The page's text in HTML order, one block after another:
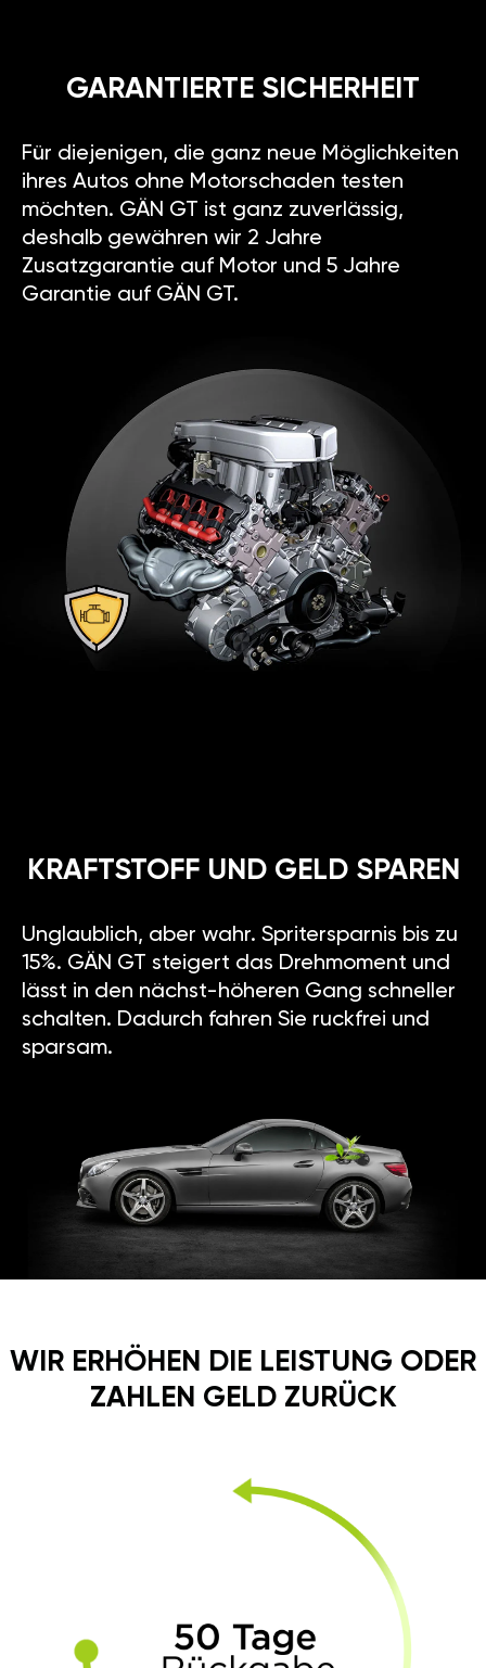
GARANTIERTE SICHERHEIT
Für diejenigen, die ganz neue Möglichkeiten
ihres Autos ohne Motorschaden testen
möchten. GÄN GT ist ganz zuverlässig,
deshalb gewähren wir 2 Jahre
Zusatzgarantie auf Motor und 5 Jahre
Garantie auf GÄN GT.
KRAFTSTOFF UND GELD SPAREN
Unglaublich, aber wahr. Spritersparnis bis zu
15%. GÄN GT steigert das Drehmoment und
lässt in den nächst-höheren Gang schneller
schalten. Dadurch fahren Sie ruckfrei und
sparsam.
WIR ERHÖHEN DIE LEISTUNG ODER
ZAHLEN GELD ZURÜCK